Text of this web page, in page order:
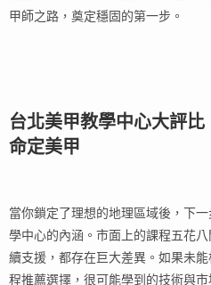
甲師之路，奠定穩固的第一步。
台北美甲教學中心大評
命定美甲
當你鎖定了理想的地理區域後，下
學中心的內涵。市面上的課程五花
續支援，都存在巨大差異。如果未
程推薦選擇，很可能學到的技術與